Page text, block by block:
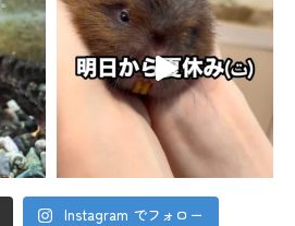
Instagram でフォロー